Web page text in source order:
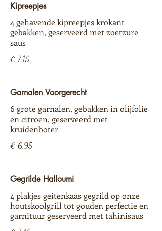
Kipreepjes
4 gehavende kipreepjes krokant
gebakken, geserveerd met zoetzure
saus
€ 7,15
Garnalen Voorgerecht
6 grote garnalen, gebakken in olijfolie
en citroen, geserveerd met
kruidenboter
€ 6,95
Gegrilde Halloumi
4 plakjes geitenkaas gegrild op onze
houtskoolgrill tot gouden perfectie en
garnituur geserveerd met tahinisaus